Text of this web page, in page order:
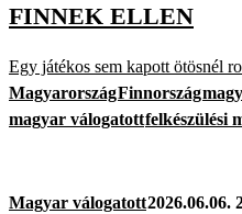
FINNEK ELLEN
Egy játékos sem kapott ötösnél
MagyarországFinnország
magyar válogatottfelkészülési
Magyar válogatott2026.06.06.